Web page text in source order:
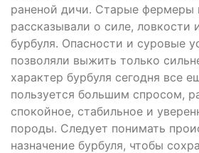
раненой дичи. Старые фермеры
рассказывали о силе, ловкости
бурбуля. Опасности и суровые
позволяли выжить только
характер бурбуля сегодня все
пользуется большим спросом,
спокойное, стабильное и
породы. Следует понимать
назначение бурбуля, чтобы